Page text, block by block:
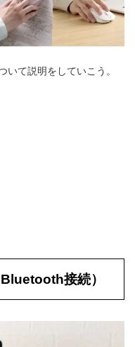
て説明をしていこう。
接続）